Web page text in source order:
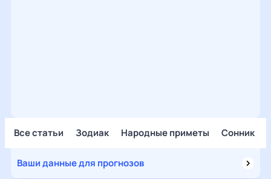
Все статьи Зодиак Народные приметы Сонник
Ваши данные для прогнозов